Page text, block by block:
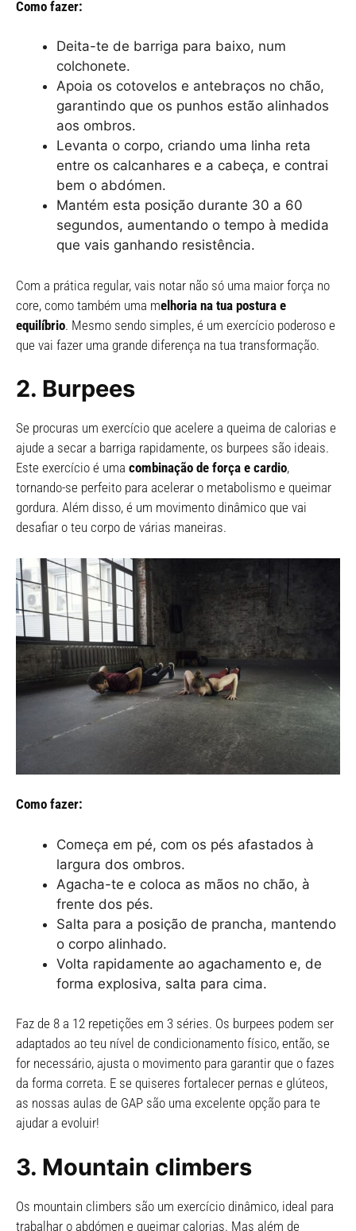
Como fazer:
Deita-te de barriga para baixo, num
colchonete.
Apoia os cotovelos e antebraços no chão,
garantindo que os punhos estão alinhados
aos ombros.
Levanta o corpo, criando uma linha reta
entre os calcanhares e a cabeça, e contrai
bem o abdómen.
Mantém esta posição durante 30 a 60
segundos, aumentando o tempo à medida
que vais ganhando resistência.
Com a prática regular, vais notar não só uma maior força no
core, como também uma melhoria na tua postura e
equilíbrio. Mesmo sendo simples, é um exercício poderoso e
que vai fazer uma grande diferença na tua transformação.
2. Burpees
Se procuras um exercício que acelere a queima de calorias e
ajude a secar a barriga rapidamente, os burpees são ideais.
Este exercício é uma combinação de força e cardio,
tornando-se perfeito para acelerar o metabolismo e queimar
gordura. Além disso, é um movimento dinâmico que vai
desafiar o teu corpo de várias maneiras.
Como fazer:
Começa em pé, com os pés afastados à
largura dos ombros.
Agacha-te e coloca as mãos no chão, à
frente dos pés.
Salta para a posição de prancha, mantendo
o corpo alinhado.
Volta rapidamente ao agachamento e, de
forma explosiva, salta para cima.
Faz de 8 a 12 repetições em 3 séries. Os burpees podem ser
adaptados ao teu nível de condicionamento físico, então, se
for necessário, ajusta o movimento para garantir que o fazes
da forma correta. E se quiseres fortalecer pernas e glúteos,
as nossas aulas de GAP são uma excelente opção para te
ajudar a evoluir!
3. Mountain climbers
Os mountain climbers são um exercício dinâmico, ideal para
trabalhar o abdómen e queimar calorias. Mas além de